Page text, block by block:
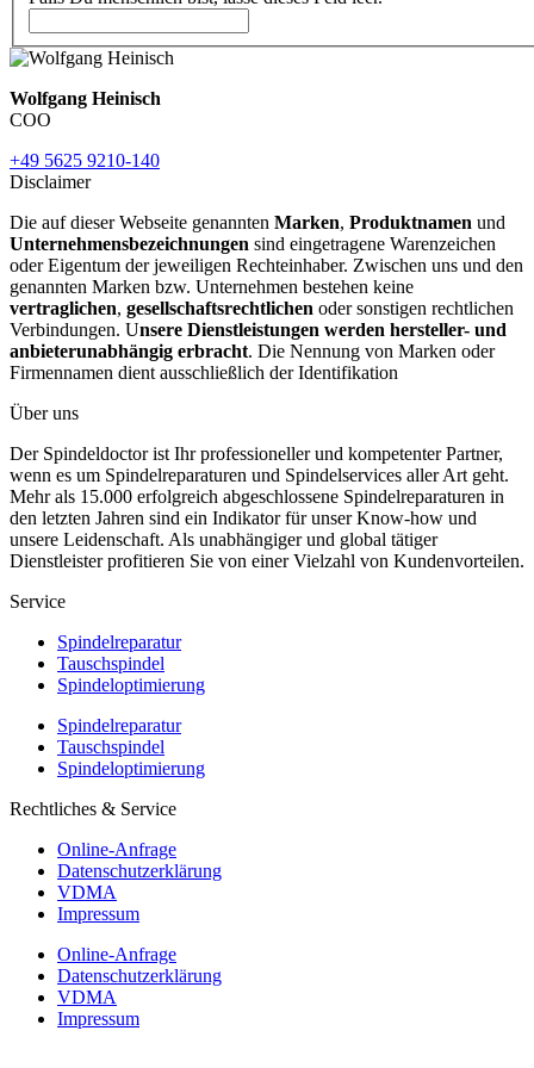
Wolfgang Heinisch
COO
+49 5625 9210-140
Disclaimer
Die auf dieser Webseite genannten Marken, Produktnamen und
Unternehmensbezeichnungen sind eingetragene Warenzeichen
oder Eigentum der jeweiligen Rechteinhaber. Zwischen uns und den
genannten Marken bzw. Unternehmen bestehen keine
vertraglichen, gesellschaftsrechtlichen oder sonstigen rechtlichen
Verbindungen. Unsere Dienstleistungen werden hersteller- und
anbieterunabhängig erbracht. Die Nennung von Marken oder
Firmennamen dient ausschließlich der Identifikation
Über uns
Der Spindeldoctor ist Ihr professioneller und kompetenter Partner,
wenn es um Spindelreparaturen und Spindelservices aller Art geht.
Mehr als 15.000 erfolgreich abgeschlossene Spindelreparaturen in
den letzten Jahren sind ein Indikator für unser Know-how und
unsere Leidenschaft. Als unabhängiger und global tätiger
Dienstleister profitieren Sie von einer Vielzahl von Kundenvorteilen.
Service
Spindelreparatur
Tauschspindel
Spindeloptimierung
Spindelreparatur
Tauschspindel
Spindeloptimierung
Rechtliches & Service
Online-Anfrage
Datenschutzerklärung
VDMA
Impressum
Online-Anfrage
Datenschutzerklärung
VDMA
Impressum